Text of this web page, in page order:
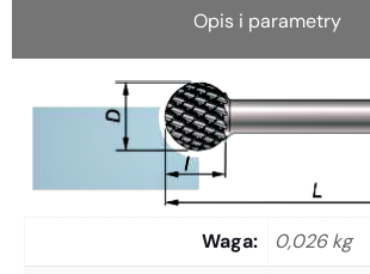
Opis i parametry
Waga
0,026 kg